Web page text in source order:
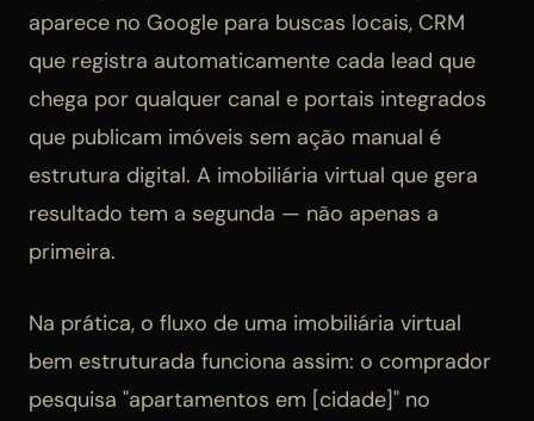
aparece no Google para buscas locais, CRM
que registra automaticamente cada lead que
chega por qualquer canal e portais integrados
que publicam imóveis sem ação manual é
estrutura digital. A imobiliária virtual que gera
resultado tem a segunda — não apenas a
primeira.
Na prática, o fluxo de uma imobiliária virtual
bem estruturada funciona assim: o comprador
pesquisa "apartamentos em [cidade]" no